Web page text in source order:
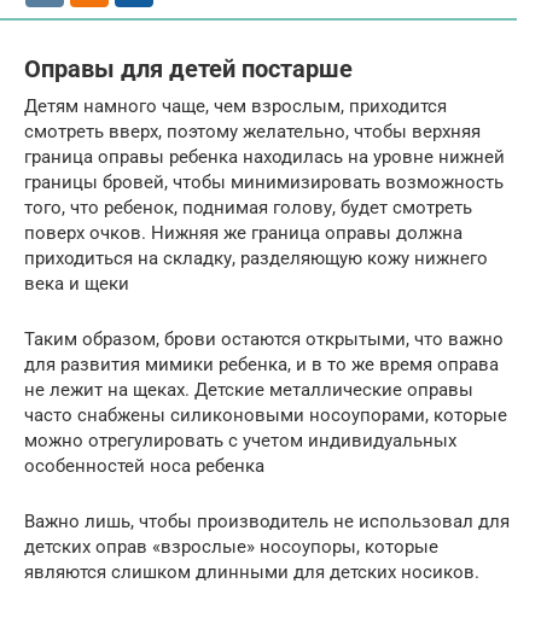
Оправы для детей постарше
Детям намного чаще, чем взрослым, приходится
смотреть вверх, поэтому желательно, чтобы верхняя
граница оправы ребенка находилась на уровне нижней
границы бровей, чтобы минимизировать возможность
того, что ребенок, поднимая голову, будет смотреть
поверх очков. Нижняя же граница оправы должна
приходиться на складку, разделяющую кожу нижнего
века и щеки
Таким образом, брови остаются открытыми, что важно
для развития мимики ребенка, и в то же время оправа
не лежит на щеках. Детские металлические оправы
часто снабжены силиконовыми носоупорами, которые
можно отрегулировать с учетом индивидуальных
особенностей носа ребенка
Важно лишь, чтобы производитель не использовал для
детских оправ «взрослые» носоупоры, которые
являются слишком длинными для детских носиков.